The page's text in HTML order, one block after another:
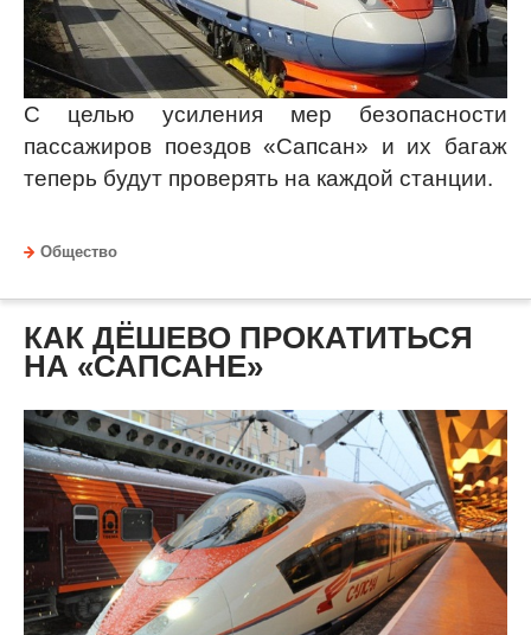
С целью усиления мер безопасности
пассажиров поездов «Сапсан» и их багаж
теперь будут проверять на каждой станции.
Общество
КАК ДЁШЕВО ПРОКАТИТЬСЯ
НА «САПСАНЕ»